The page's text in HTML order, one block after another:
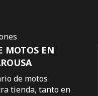
MOTOS EN
de motos
tienda, tanto en